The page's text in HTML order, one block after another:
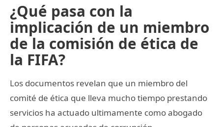
¿Qué pasa con la
implicación de un miembro
de la comisión de ética de
la FIFA?
Los documentos revelan que un miembro del
comité de ética que lleva mucho tiempo prestando
servicios ha actuado ultimamente como abogado